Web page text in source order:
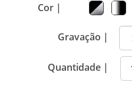
Cor |
Gravação |
Quantidade |